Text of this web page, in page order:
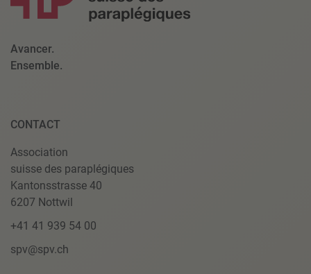
Avancer.
Ensemble.
CONTACT
Association
suisse des paraplégiques
Kantonsstrasse 40
6207 Nottwil
+41 41 939 54 00
spv@spv.ch